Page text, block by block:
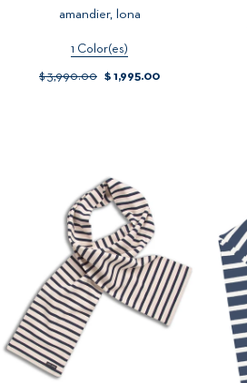
amandier, lona
1 Color(es)
$ 3,990.00 $ 1,995.00